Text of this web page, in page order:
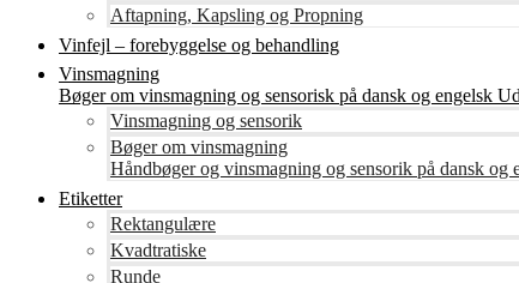
Aftapning, Kapsling og Propning
Vinfejl – forebyggelse og behandling
Vinsmagning
Bøger om vinsmagning og sensorisk på dansk og engelsk
Vinsmagning og sensorik
Bøger om vinsmagning
Håndbøger og vinsmagning og sensorik på dansk og
Etiketter
Rektangulære
Kvadtratiske
Runde